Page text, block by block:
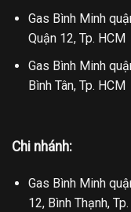
Gas Bình Minh
Quận 12, Tp. HCM
Gas Bình Minh
Bình Tân, Tp. HCM
Chi nhánh:
Gas Bình Minh
12, Bình Thạnh,